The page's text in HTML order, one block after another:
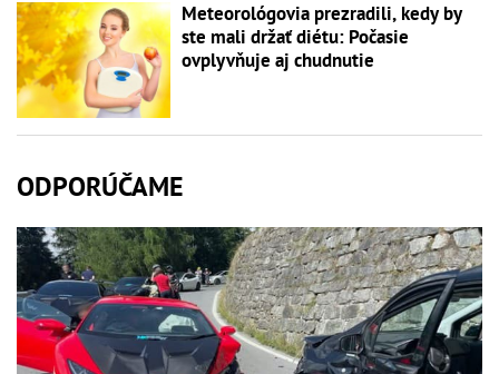
Meteorológovia prezradili, kedy by
ste mali držať diétu: Počasie
ovplyvňuje aj chudnutie
ODPORÚČAME